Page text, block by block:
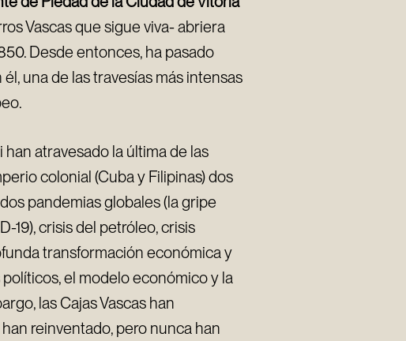
Vascas que sigue viva- abriera
Desde entonces, ha pasado
una de las travesías más intensas
han atravesado la última de las
colonial (Cuba y Filipinas) dos
pandemias globales (la gripe
19), crisis del petróleo, crisis
transformación económica y
el modelo económico y la
las Cajas Vascas han
reinventado, pero nunca han